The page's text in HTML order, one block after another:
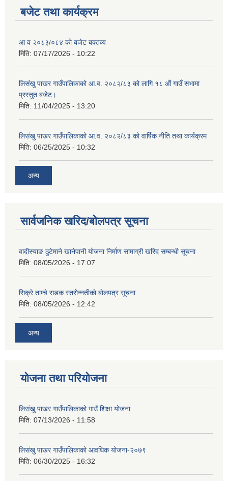
बजेट तथा कार्यक्रम
आ व २०८३/०८४ काे बजेट बक्तव्य
मिति: 07/17/2026 - 10:22
लिसंखु पाखर गाउँपालिकाको आ.व. २०८२/८३ को लागि १८ औं गाउँ सभामा
प्रस्तुत बजेट।
मिति: 11/04/2025 - 13:20
लिसंखु पाखर गाउँपालिकाको आ.व. २०८२/८३ को वार्षिक नीति तथा कार्यक्रम
मिति: 06/25/2025 - 10:32
अन्य
सार्वजनिक खरिद/बोलपत्र सूचना
वादीस्याङ ठुटेमाने खानेपानी याेजना निर्माण सामाग्री खरिद सम्बन्धी सूचना
मिति: 08/05/2026 - 17:07
सिक्रे ताम्चे सडक स्तराेन्नतीकाे बाेलपत्र सूचना
मिति: 08/05/2026 - 12:42
अन्य
योजना तथा परियोजना
लिसंखु पाखर गाउँपालिकाको गाउँ शिक्षा योजना
मिति: 07/13/2026 - 11:58
लिसंखु पाखर गाउँपालिकाको आवधिक योजना-२०७९
मिति: 06/30/2025 - 16:32